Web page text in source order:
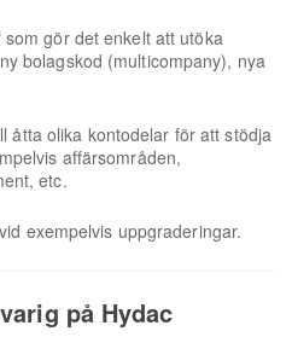
gör det enkelt att utöka
bolagskod (multicompany), nya
åtta olika kontodelar för att stödja
affärsområden,
etc.
exempelvis uppgraderingar.
på Hydac